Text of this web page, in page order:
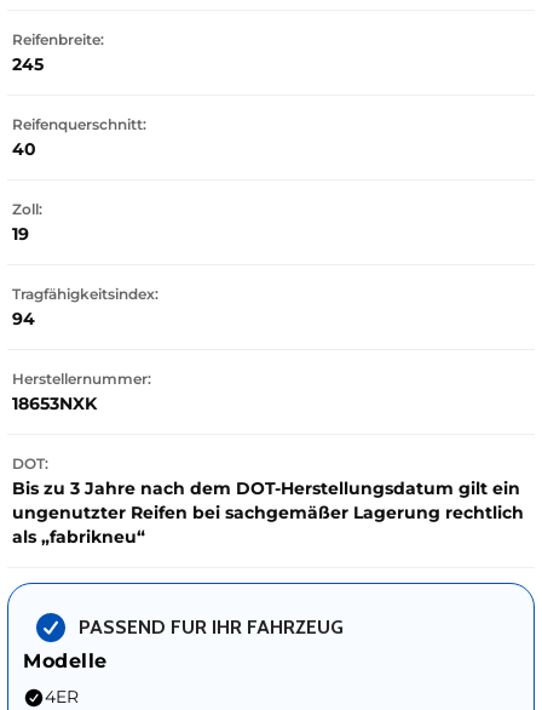
Reifenbreite:
245
Reifenquerschnitt:
40
Zoll:
19
Tragfähigkeitsindex:
94
Herstellernummer:
18653NXK
DOT:
Bis zu 3 Jahre nach dem DOT-Herstellungsdatum gilt ein
ungenutzter Reifen bei sachgemäßer Lagerung rechtlich
als „fabrikneu“
PASSEND FUR IHR FAHRZEUG
Modelle
4ER